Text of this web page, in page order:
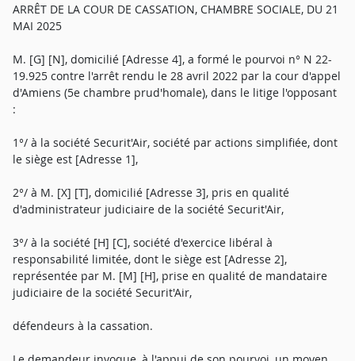
ARRÊT DE LA COUR DE CASSATION, CHAMBRE SOCIALE, DU 21
MAI 2025
M. [G] [N], domicilié [Adresse 4], a formé le pourvoi n° N 22-
19.925 contre l'arrêt rendu le 28 avril 2022 par la cour d'appel
d'Amiens (5e chambre prud'homale), dans le litige l'opposant
:
1°/ à la société Securit'Air, société par actions simplifiée, dont
le siège est [Adresse 1],
2°/ à M. [X] [T], domicilié [Adresse 3], pris en qualité
d'administrateur judiciaire de la société Securit'Air,
3°/ à la société [H] [C], société d'exercice libéral à
responsabilité limitée, dont le siège est [Adresse 2],
représentée par M. [M] [H], prise en qualité de mandataire
judiciaire de la société Securit'Air,
défendeurs à la cassation.